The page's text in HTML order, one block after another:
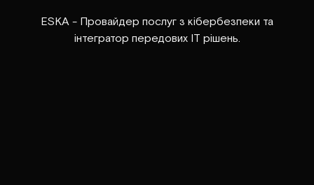
ESKA - Провайдер послуг з кібербезпеки та
інтегратор передових ІТ рішень.